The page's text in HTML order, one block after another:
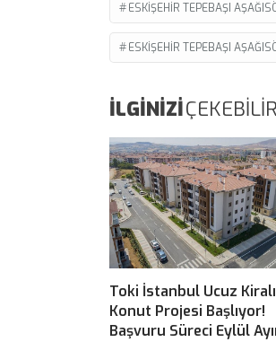
ESKIŞEHIR TEPEBAŞI
ESKIŞEHIR TEPEBAŞI
İLGİNİZİÇEKEBİLİR
Toki İstanbul Ucuz
Konut Projesi Başlıyor!
Başvuru Süreci Eylül